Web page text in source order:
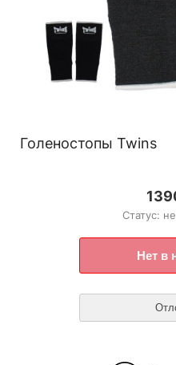
Голеностопы Twins
Статус: